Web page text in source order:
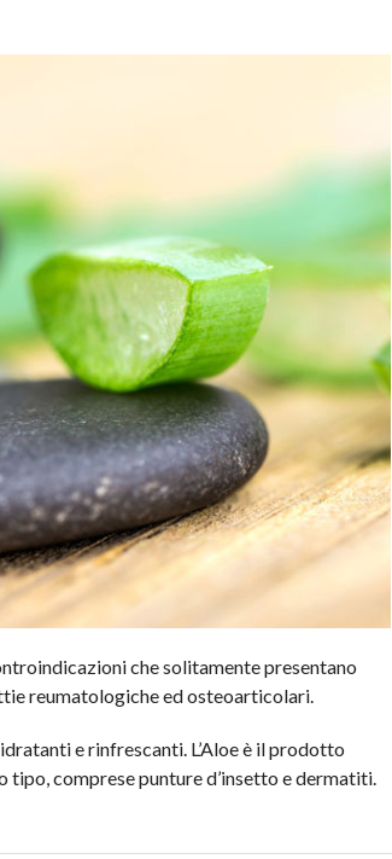
che solitamente presentano
reumatologiche ed osteoarticolari.
e rinfrescanti. L’Aloe è il prodotto
comprese punture d’insetto e dermatiti.